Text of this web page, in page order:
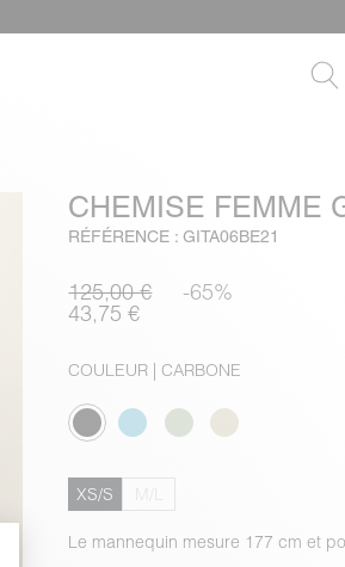
CHEMISE FEMME
RÉFÉRENCE : GITA06BE21
125,00 € -65%
43,75 €
COULEUR | CARBONE
XS/S
Le mannequin mesure 177 cm et